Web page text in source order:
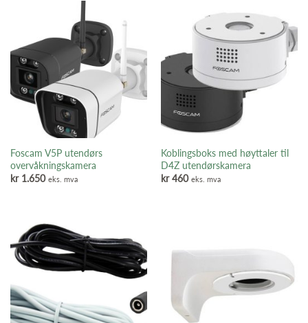
Foscam V5P utendørs
overvåkningskamera
kr1.650 eks. mva
Koblingsboks med høyttaler til
D4Z utendørskamera
kr460 eks. mva